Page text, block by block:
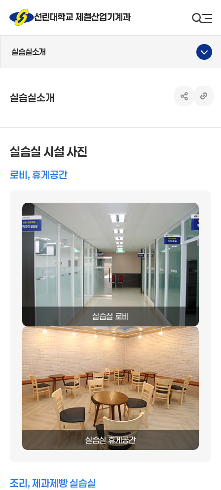
선린대 로고선린대학교 제철산업기계과 검색사
실습실소개
실습실소개 공유하기
링크
실습실 시설 사진
로비, 휴게공간
실습실 로비
실습실 휴게공간
조리, 제과제빵 실습실